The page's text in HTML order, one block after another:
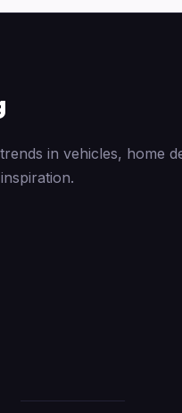
in vehicles, home